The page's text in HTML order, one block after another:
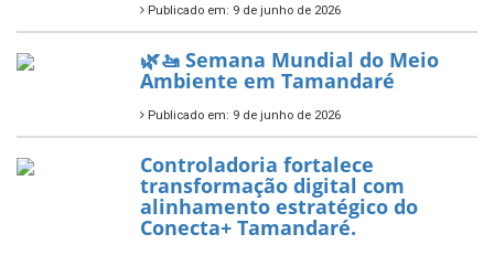
Publicado em: 10 de junho de 2026
Prefeitura de Tamandaré busca
novos investimentos para
fortalecer a saúde pública do
município.
Publicado em: 10 de junho de 2026
Prefeitura de Tamandaré abre
inscrições para o Festival